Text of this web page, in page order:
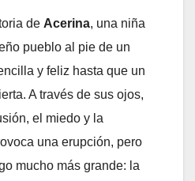
de Acerina, una niña
pueblo al pie de un
y feliz hasta que un
A través de sus ojos,
el miedo y la
una erupción, pero
mucho más grande: la